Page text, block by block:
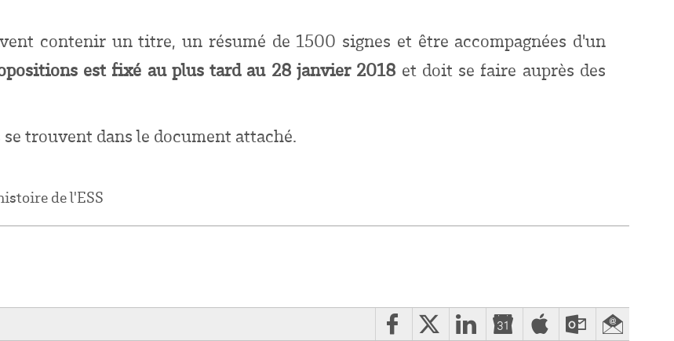
contenir un titre, un résumé de 1500 signes et être accompagnées d'un
est fixé au plus tard au 28 janvier 2018 et doit se faire auprès des
trouvent dans le document attaché.
de l'ESS